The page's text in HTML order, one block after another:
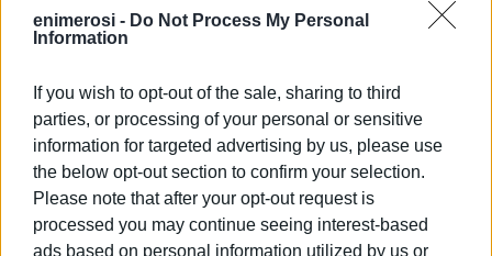
enimerosi - Do Not Process My Personal
Information
If you wish to opt-out of the sale, sharing to third
parties, or processing of your personal or sensitive
information for targeted advertising by us, please use
the below opt-out section to confirm your selection.
Please note that after your opt-out request is
processed you may continue seeing interest-based
ads based on personal information utilized by us or
σοβαρότητα ως προς τη διαδικασία, ποια τα
αποτελέσματα της ψηφοφορίας;».
Ας μου επιτραπεί να συμφωνήσω αλλά ταυτόχρονα και
να διαφωνήσω και να συμπληρώσω τα εξής στην καθ’
όλα άρτια επιστημονική του άποψη.
Από την ανάγνωση του άρθρου 20 παρ. 4 του
Καταστατικού ορίζεται ότι μετά την απόφαση της
επίδικης Κεντρικής Επιτροπής ακολουθεί ΜΟΝΟ η